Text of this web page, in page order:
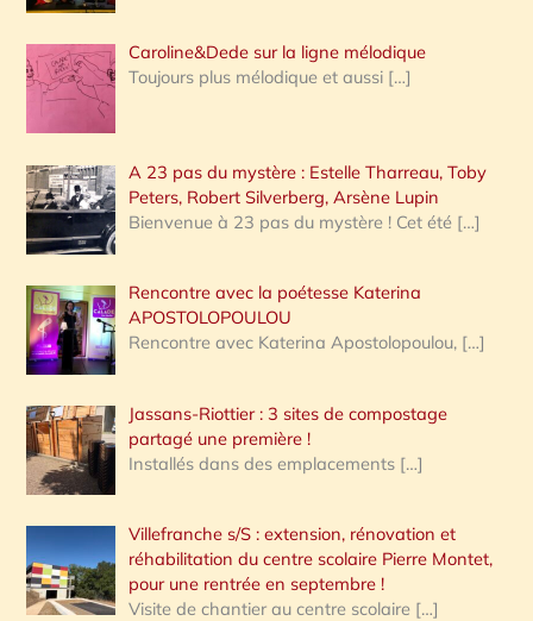
Caroline&Dede sur la ligne mélodique
Toujours plus mélodique et aussi […]
A 23 pas du mystère : Estelle Tharreau, Toby
Peters, Robert Silverberg, Arsène Lupin
Bienvenue à 23 pas du mystère ! Cet été […]
Rencontre avec la poétesse Katerina
APOSTOLOPOULOU
Rencontre avec Katerina Apostolopoulou, […]
Jassans-Riottier : 3 sites de compostage
partagé une première !
Installés dans des emplacements […]
Villefranche s/S : extension, rénovation et
réhabilitation du centre scolaire Pierre Montet,
pour une rentrée en septembre !
Visite de chantier au centre scolaire […]